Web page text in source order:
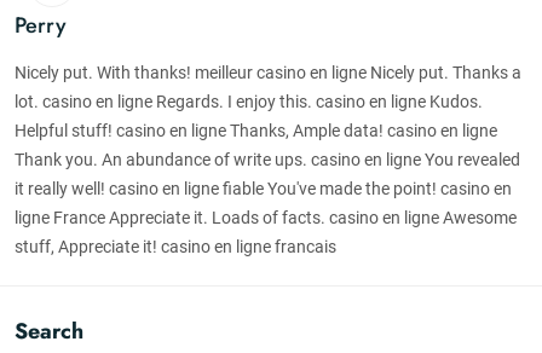
Perry
Nicely put. With thanks! meilleur casino en ligne Nicely put. Thanks a
lot. casino en ligne Regards. I enjoy this. casino en ligne Kudos.
Helpful stuff! casino en ligne Thanks, Ample data! casino en ligne
Thank you. An abundance of write ups. casino en ligne You revealed
it really well! casino en ligne fiable You've made the point! casino en
ligne France Appreciate it. Loads of facts. casino en ligne Awesome
stuff, Appreciate it! casino en ligne francais
Search